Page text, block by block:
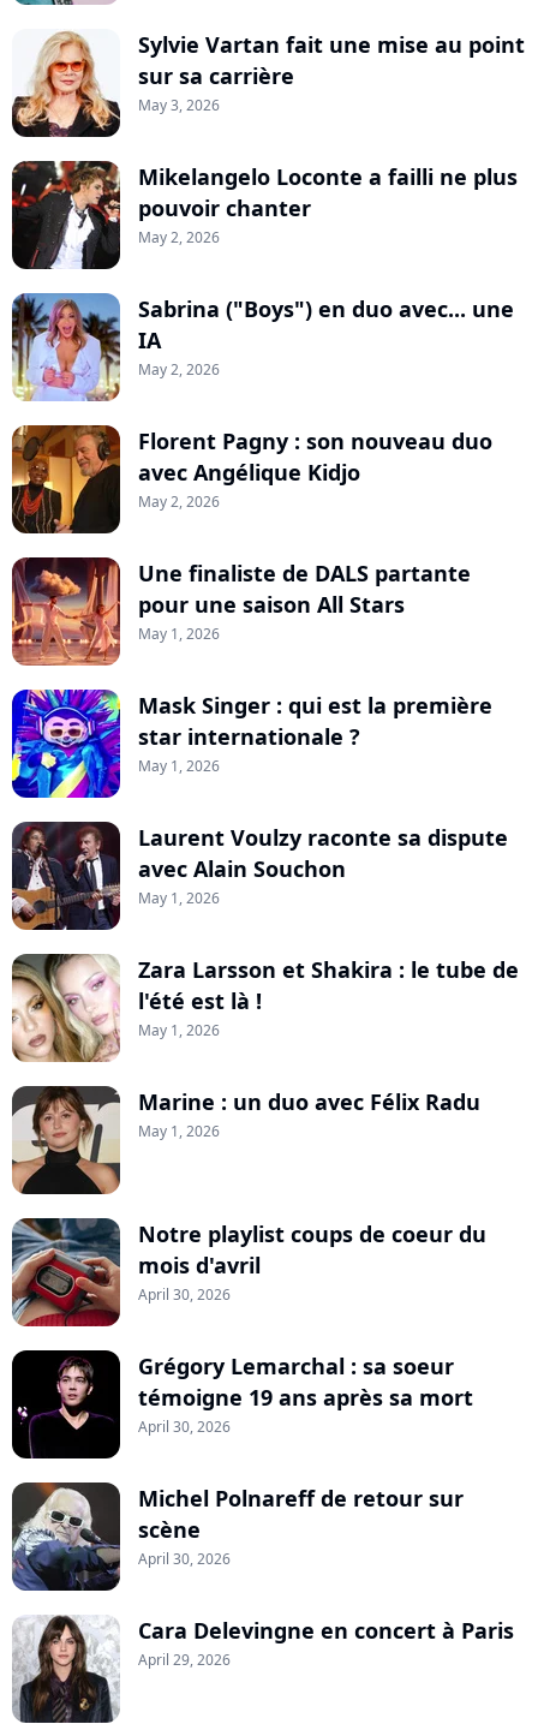
Sylvie Vartan fait une mise au point
sur sa carrière
May 3, 2026
Mikelangelo Loconte a failli ne plus
pouvoir chanter
May 2, 2026
Sabrina ("Boys") en duo avec... une
IA
May 2, 2026
Florent Pagny : son nouveau duo
avec Angélique Kidjo
May 2, 2026
Une finaliste de DALS partante
pour une saison All Stars
May 1, 2026
Mask Singer : qui est la première
star internationale ?
May 1, 2026
Laurent Voulzy raconte sa dispute
avec Alain Souchon
May 1, 2026
Zara Larsson et Shakira : le tube de
l'été est là !
May 1, 2026
Marine : un duo avec Félix Radu
May 1, 2026
Notre playlist coups de coeur du
mois d'avril
April 30, 2026
Grégory Lemarchal : sa soeur
témoigne 19 ans après sa mort
April 30, 2026
Michel Polnareff de retour sur
scène
April 30, 2026
Cara Delevingne en concert à Paris
April 29, 2026